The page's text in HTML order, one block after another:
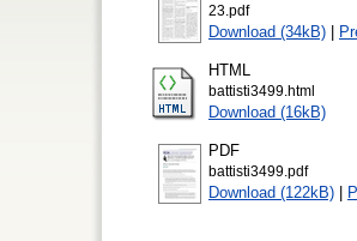
23.pdf
Download (34kB) |
HTML
battisti3499.html
Download (16kB)
PDF
battisti3499.pdf
Download (122kB) |